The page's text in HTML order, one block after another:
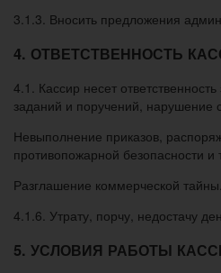
3.1.3. Вносить предложения
4. ОТВЕТСТВЕННОСТЬ
4.1. Кассир несет
заданий и поручений, нарушение
Невыполнение приказов,
противопожарной безопасности
Разглашение коммерческой тайны.
4.1.6. Утрату, порчу, недостачу
5. УСЛОВИЯ РАБОТЫ